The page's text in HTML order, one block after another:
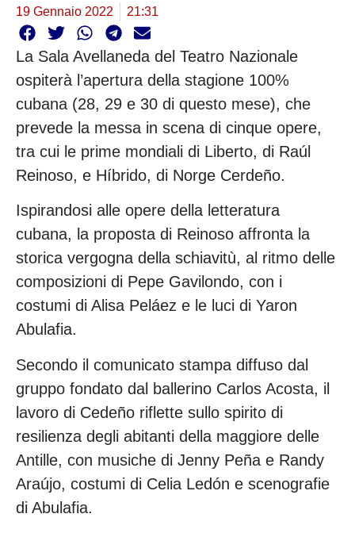
19 Gennaio 2022 21:31
La Sala Avellaneda del Teatro Nazionale
ospiterà l’apertura della stagione 100%
cubana (28, 29 e 30 di questo mese), che
prevede la messa in scena di cinque opere,
tra cui le prime mondiali di Liberto, di Raúl
Reinoso, e Híbrido, di Norge Cerdeño.
Ispirandosi alle opere della letteratura
cubana, la proposta di Reinoso affronta la
storica vergogna della schiavitù, al ritmo delle
composizioni di Pepe Gavilondo, con i
costumi di Alisa Peláez e le luci di Yaron
Abulafia.
Secondo il comunicato stampa diffuso dal
gruppo fondato dal ballerino Carlos Acosta, il
lavoro di Cedeño riflette sullo spirito di
resilienza degli abitanti della maggiore delle
Antille, con musiche di Jenny Peña e Randy
Araújo, costumi di Celia Ledón e scenografie
di Abulafia.